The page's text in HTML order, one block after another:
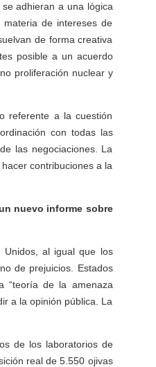
adhieran a una lógica
de intereses de
de forma creativa
posible a un acuerdo
proliferación nuclear y
referente a la cuestión
con todas las
las negociaciones. La
contribuciones a la
nuevo informe sobre
Unidos, al igual que los
de prejuicios. Estados
“teoría de la amenaza
a la opinión pública. La
de los laboratorios de
real de 5.550 ojivas